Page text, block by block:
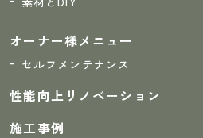
オーナー様メニュー
セルフメンテナンス
性能向上リノベーション
施工事例